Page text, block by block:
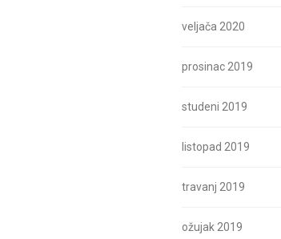
veljača 2020
prosinac 2019
studeni 2019
listopad 2019
travanj 2019
ožujak 2019